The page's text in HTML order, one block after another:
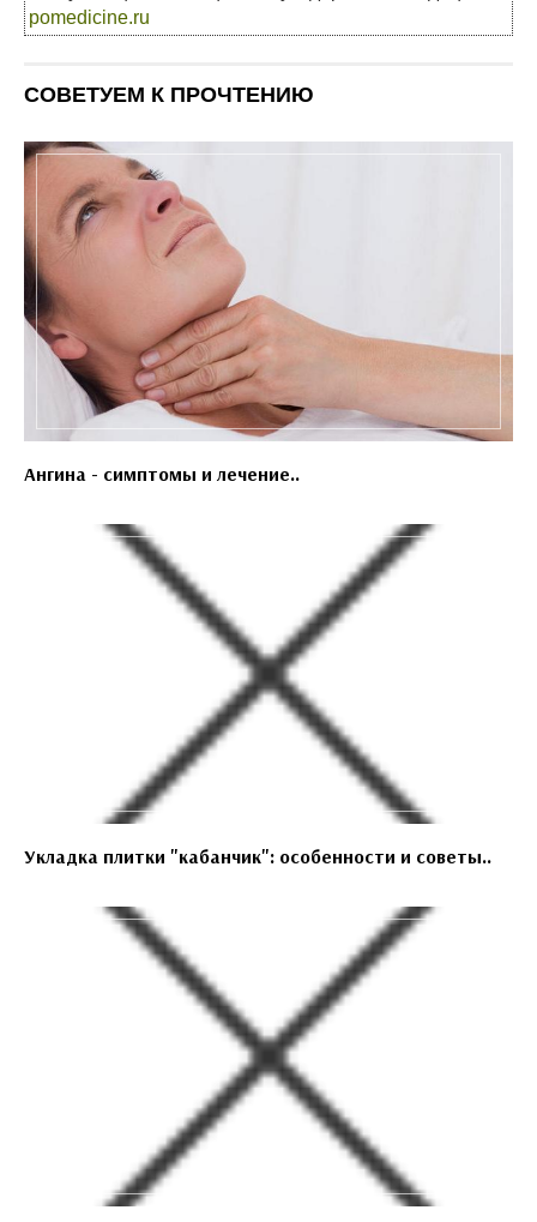
pomedicine.ru
СОВЕТУЕМ К ПРОЧТЕНИЮ
Ангина - симптомы и лечение..
Укладка плитки "кабанчик": особенности и советы..